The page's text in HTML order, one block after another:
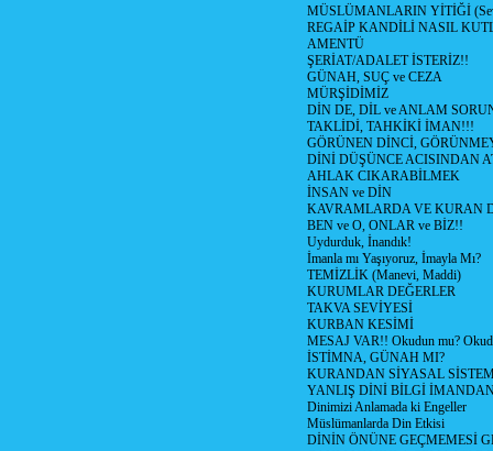
MÜSLÜMANLARIN YİTİĞİ
REGAİP KANDİLİ NASIL
AMENTÜ
ŞERİAT/ADALET İSTERİZ!!
GÜNAH, SUÇ ve CEZA
MÜRŞİDİMİZ
DİN DE, DİL ve ANLAM
TAKLİDİ, TAHKİKİ İMAN!!!
GÖRÜNEN DİNCİ,
DİNİ DÜŞÜNCE ACISINDAN
AHLAK CIKARABİLMEK
İNSAN ve DİN
KAVRAMLARDA VE KURAN
BEN ve O, ONLAR ve BİZ!!
Uydurduk, İnandık!
İmanla mı Yaşıyoruz, İmayla Mı?
TEMİZLİK (Manevi, Maddi)
KURUMLAR DEĞERLER
TAKVA SEVİYESİ
KURBAN KESİMİ
MESAJ VAR!! Okudun mu?
İSTİMNA, GÜNAH MI?
KURANDAN SİYASAL
YANLIŞ DİNİ BİLGİ
Dinimizi Anlamada ki Engeller
Müslümanlarda Din Etkisi
DİNİN ÖNÜNE GEÇMEMESİ